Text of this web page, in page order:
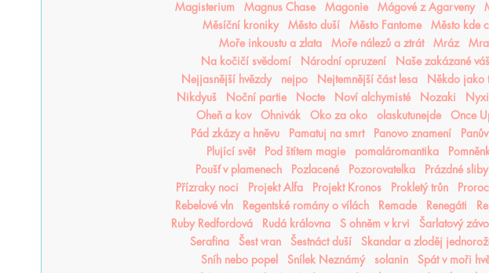
Magisterium
Magnus Chase Magonie Mágové z Agarveny
Měsíční kroniky
Město duší Město Fantome Město kde
Moře inkoustu a zlata
Moře nálezů a ztrát Mráz
Na kočičí svědomí
Národní opruzení Naše zakázané
Nejjasnější hvězdy
nejpo Nejtemnější část lesa Někdo jako
Nikdyuš
Noční partie Nocte Noví alchymisté Nozaki
Oheň a kov
Ohnivák Oko za oko olaskutunejde Once
Pád zkázy a hněvu
Pamatuj na smrt Panovo znamení
Plující svět
Pod štítem magie pomaláromantika
Poušť v plamenech
Pozlacené Pozorovatelka Prázdné sliby
Přízraky noci
Projekt Alfa Projekt Kronos Prokletý trůn
Rebelové vln
Regentské romány o vílách Remade Renegáti
Ruby Redfordová
Rudá královna S ohněm v krvi Šarlatový
Serafina
Šest vran Šestnáct duší Skandar a zloděj
Sníh nebo popel
Snílek Neznámý solanin Spát v moři